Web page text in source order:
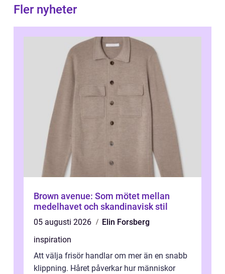
Fler nyheter
Brown avenue: Som mötet mellan
medelhavet och skandinavisk stil
05 augusti 2026
Elin Forsberg
inspiration
Att välja frisör handlar om mer än en snabb
klippning. Håret påverkar hur människor